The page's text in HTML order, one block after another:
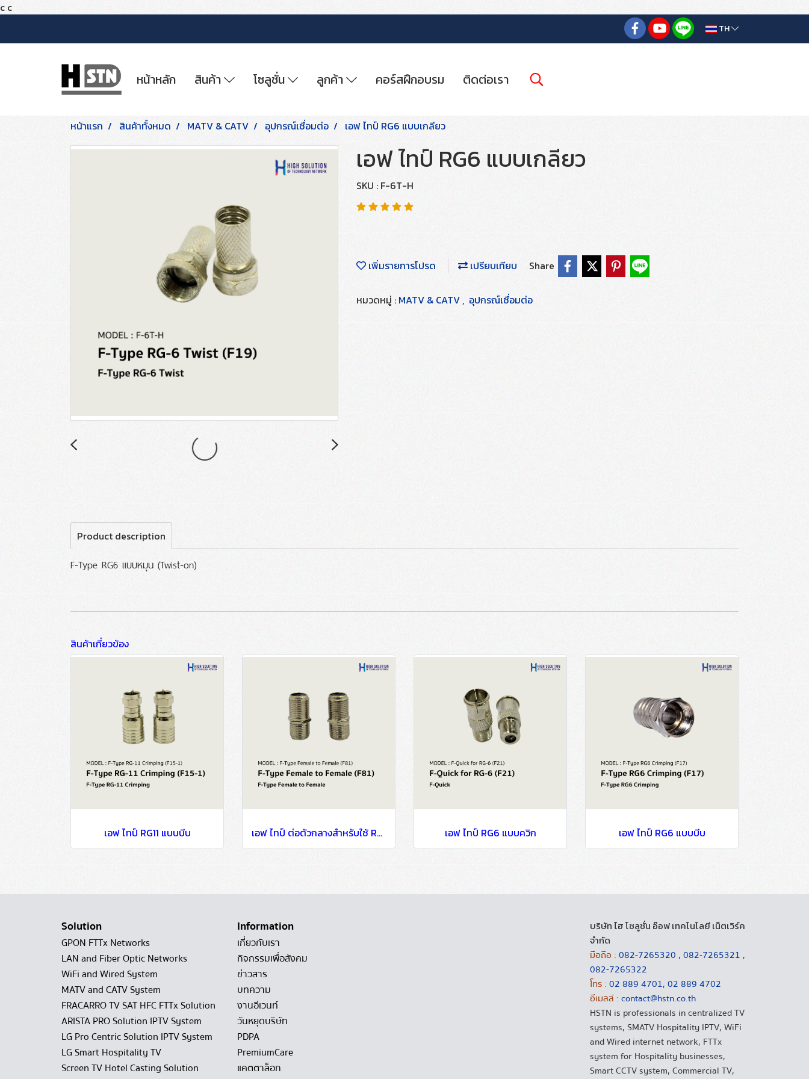
c c
TH
หน้าหลัก สินค้า โซลูชั่น ลูกค้า คอร์สฝึกอบรม ติดต่อเรา
หน้าแรก สินค้าทั้งหมด MATV & CATV อุปกรณ์เชื่อมต่อ เอฟ ไทป์ RG6 แบบเกลียว
เอฟ ไทป์ RG6 แบบเกลียว
SKU : F-6T-H
เพิ่มรายการโปรด เปรียบเทียบ Share
หมวดหมู่ : MATV & CATV , อุปกรณ์เชื่อมต่อ
Product description
F-Type RG6 แบบหมุน (Twist-on)
สินค้าเกี่ยวข้อง
เอฟ ไทป์ RG11 แบบบีบ เอฟ ไทป์ ต่อตัวกลางสำหรับใช้ RG6 เอฟ ไทป์ RG6 แบบควิก เอฟ ไทป์ RG6 แบบบีบ
Solution
GPON FTTx Networks
LAN and Fiber Optic Networks
WiFi and Wired System
MATV and CATV System
FRACARRO TV SAT HFC FTTx Solution
ARISTA PRO Solution IPTV System
LG Pro Centric Solution IPTV System
LG Smart Hospitality TV
Screen TV Hotel Casting Solution
Information
เกี่ยวกับเรา
กิจกรรมเพื่อสังคม
ข่าวสาร
บทความ
งานอีเวนท์
วันหยุดบริษัท
PDPA
PremiumCare
แคตตาล็อก
บริษัท ไฮ โซลูชั่น อ๊อฟ เทคโนโลยี เน็ตเวิร์ค
จำกัด
มือถือ : 082-7265320 , 082-7265321 ,
082-7265322
โทร : 02 889 4701, 02 889 4702
อีเมลล์ : contact@hstn.co.th
HSTN is professionals in centralized TV
systems, SMATV Hospitality IPTV, WiFi
and Wired internet network, FTTx
system for Hospitality businesses,
Smart CCTV system, Commercial TV,